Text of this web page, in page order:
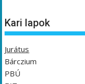
Kari lapok
Jurátus
Bárczium
PBÚ